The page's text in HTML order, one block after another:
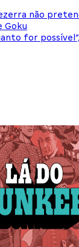
não
Goku
for